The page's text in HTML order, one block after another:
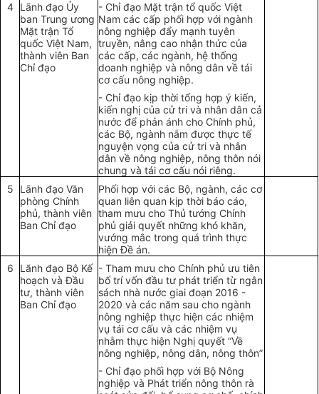
4 Lãnh đạo Ủy
ban Trung ương
Mặt trận Tổ
quốc Việt Nam,
thành viên Ban
Chỉ đạo
- Chỉ đạo Mặt trận tổ quốc Việt
Nam các cấp phối hợp với ngành
nông nghiệp đẩy mạnh tuyên
truyền, nâng cao nhận thức của
các cấp, các ngành, hệ thống
doanh nghiệp và nông dân về tái
cơ cấu nông nghiệp.
- Chỉ đạo kịp thời tổng hợp ý kiến,
kiến nghị của cử tri và nhân dân cả
nước để phản ánh cho Chính phủ,
các Bộ, ngành nắm được thực tế
nguyện vọng của cử tri và nhân
dân về nông nghiệp, nông thôn nói
chung và tái cơ cấu nói riêng.
5
Lãnh đạo Văn
phòng Chính
phủ, thành viên
Ban Chỉ đạo
Phối hợp với các Bộ, ngành, các cơ
quan liên quan kịp thời báo cáo,
tham mưu cho Thủ tướng Chính
phủ giải quyết những khó khăn,
vướng mắc trong quá trình thực
hiện Đề án.
6
Lãnh đạo Bộ Kế
hoạch và Đầu
tư, thành viên
Ban Chỉ đạo
- Tham mưu cho Chính phủ ưu tiên
bố trí vốn đầu tư phát triển từ ngân
sách nhà nước giai đoạn 2016 -
2020 và các năm sau cho ngành
nông nghiệp thực hiện các nhiệm
vụ tái cơ cấu và các nhiệm vụ
nhằm thực hiện Nghị quyết “Về
nông nghiệp, nông dân, nông thôn”
- Chỉ đạo phối hợp với Bộ Nông
nghiệp và Phát triển nông thôn rà